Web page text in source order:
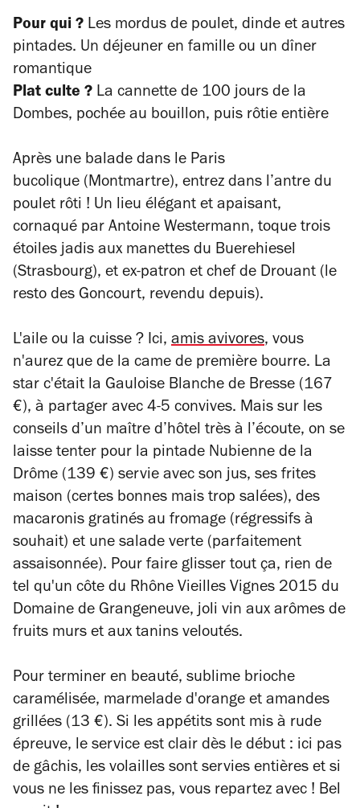
Pour qui ? Les mordus de poulet, dinde et autres
pintades. Un déjeuner en famille ou un dîner
romantique
Plat culte ? La cannette de 100 jours de la
Dombes, pochée au bouillon, puis rôtie entière
Après une balade dans le Paris
bucolique (Montmartre), entrez dans l’antre du
poulet rôti ! Un lieu élégant et apaisant,
cornaqué par Antoine Westermann, toque trois
étoiles jadis aux manettes du Buerehiesel
(Strasbourg), et ex-patron et chef de Drouant (le
resto des Goncourt, revendu depuis).
L'aile ou la cuisse ? Ici, amis avivores, vous
n'aurez que de la came de première bourre. La
star c'était la Gauloise Blanche de Bresse (167
€), à partager avec 4-5 convives. Mais sur les
conseils d’un maître d’hôtel très à l’écoute, on se
laisse tenter pour la pintade Nubienne de la
Drôme (139 €) servie avec son jus, ses frites
maison (certes bonnes mais trop salées), des
macaronis gratinés au fromage (régressifs à
souhait) et une salade verte (parfaitement
assaisonnée). Pour faire glisser tout ça, rien de
tel qu'un côte du Rhône Vieilles Vignes 2015 du
Domaine de Grangeneuve, joli vin aux arômes de
fruits murs et aux tanins veloutés.
Pour terminer en beauté, sublime brioche
caramélisée, marmelade d'orange et amandes
grillées (13 €). Si les appétits sont mis à rude
épreuve, le service est clair dès le début : ici pas
de gâchis, les volailles sont servies entières et si
vous ne les finissez pas, vous repartez avec ! Bel